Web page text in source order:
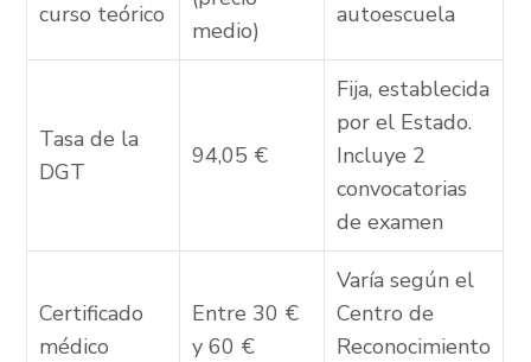
curso teórico
medio)
autoescuela
Tasa de la
DGT
94,05 €
Fija, establecida
por el Estado.
Incluye 2
convocatorias
de examen
Certificado
médico
Entre 30 €
y 60 €
Varía según el
Centro de
Reconocimiento